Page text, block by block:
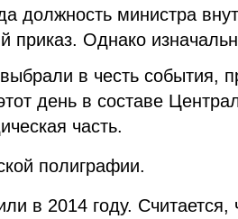
должность министра
приказ. Однако
в честь события,
день в составе
часть.
полиграфии.
в 2014 году. Считается,